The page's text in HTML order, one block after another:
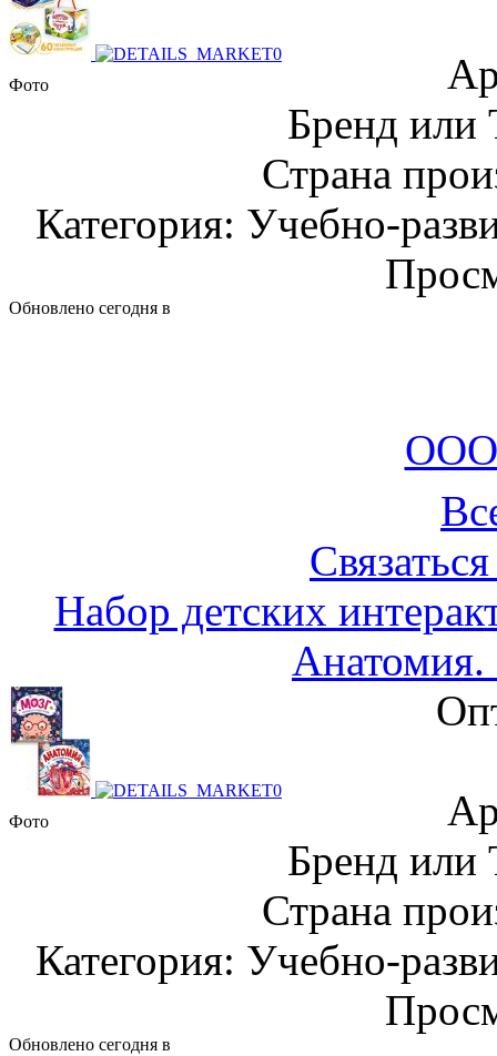
Фото
Бренд или
Страна
Категория: Учебно-
Обновлено сегодня в
ООО
Набор детских
Анатомия.
Фото
Бренд или
Страна
Категория: Учебно-
Обновлено сегодня в